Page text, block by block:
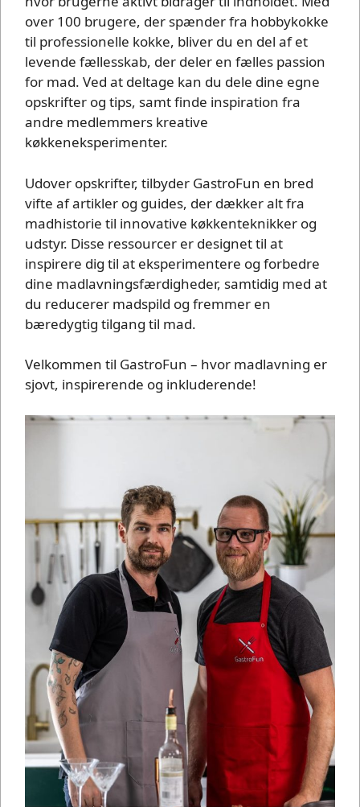
over 100 brugere, der spænder fra hobbykokke
til professionelle kokke, bliver du en del af et
levende fællesskab, der deler en fælles passion
for mad. Ved at deltage kan du dele dine egne
opskrifter og tips, samt finde inspiration fra
andre medlemmers kreative
køkkeneksperimenter.
Udover opskrifter, tilbyder GastroFun en bred
vifte af artikler og guides, der dækker alt fra
madhistorie til innovative køkkenteknikker og
udstyr. Disse ressourcer er designet til at
inspirere dig til at eksperimentere og forbedre
dine madlavningsfærdigheder, samtidig med at
du reducerer madspild og fremmer en
bæredygtig tilgang til mad.
Velkommen til GastroFun – hvor madlavning er
sjovt, inspirerende og inkluderende!